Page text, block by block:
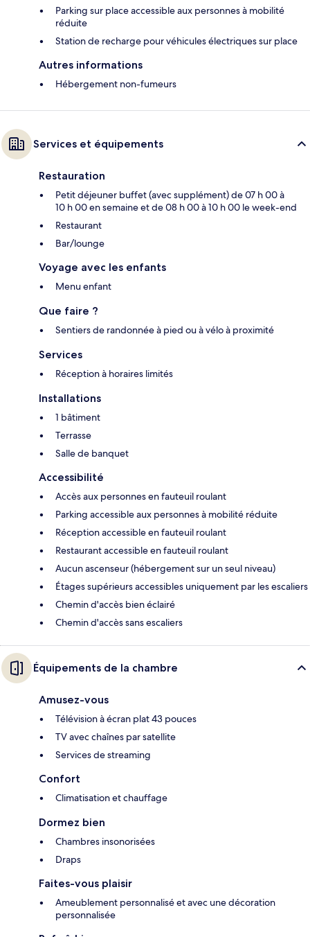
Parking sur place accessible aux personnes à mobilité
réduite
Station de recharge pour véhicules électriques sur place
Autres informations
Hébergement non-fumeurs
Services et équipements
Restauration
Petit déjeuner buffet (avec supplément) de 07 h 00 à
10 h 00 en semaine et de 08 h 00 à 10 h 00 le week-end
Restaurant
Bar/lounge
Voyage avec les enfants
Menu enfant
Que faire ?
Sentiers de randonnée à pied ou à vélo à proximité
Services
Réception à horaires limités
Installations
1 bâtiment
Terrasse
Salle de banquet
Accessibilité
Accès aux personnes en fauteuil roulant
Parking accessible aux personnes à mobilité réduite
Réception accessible en fauteuil roulant
Restaurant accessible en fauteuil roulant
Aucun ascenseur (hébergement sur un seul niveau)
Étages supérieurs accessibles uniquement par les escaliers
Chemin d'accès bien éclairé
Chemin d'accès sans escaliers
Équipements de la chambre
Amusez-vous
Télévision à écran plat 43 pouces
TV avec chaînes par satellite
Services de streaming
Confort
Climatisation et chauffage
Dormez bien
Chambres insonorisées
Draps
Faites-vous plaisir
Ameublement personnalisé et avec une décoration
personnalisée